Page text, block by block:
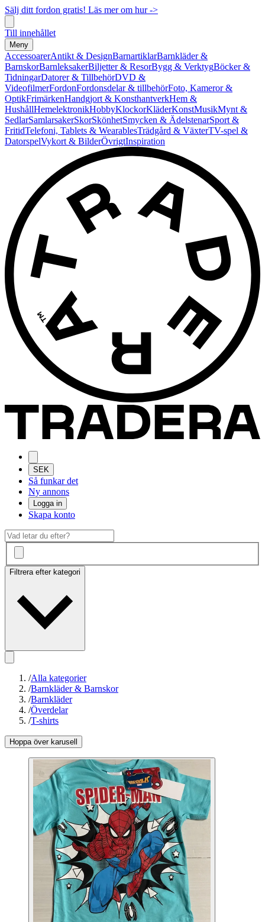
Sälj ditt fordon gratis! Läs mer om hur ->
Till innehållet
Meny
AccessoarerAntikt & DesignBarnartiklarBarnkläder &
BarnskorBarnleksakerBiljetter & ResorBygg & VerktygBöcker &
TidningarDatorer & TillbehörDVD &
VideofilmerFordonFordonsdelar & tillbehörFoto, Kameror &
OptikFrimärkenHandgjort & KonsthantverkHem &
HushållHemelektronikHobbyKlockorKläderKonstMusikMynt &
SedlarSamlarsakerSkorSkönhetSmycken & ÄdelstenarSport &
FritidTelefoni, Tablets & WearablesTrädgård & VäxterTV-spel &
DatorspelVykort & BilderÖvrigtInspiration
SEK
Så funkar det
Ny annons
Logga in
Skapa konto
Filtrera efter kategori
/Alla kategorier
/Barnkläder & Barnskor
/Barnkläder
/Överdelar
/T-shirts
Hoppa över karusell